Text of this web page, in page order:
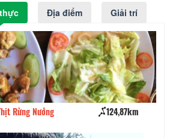
Địa điểm Giải trí
Rừng Nướng 124,87km